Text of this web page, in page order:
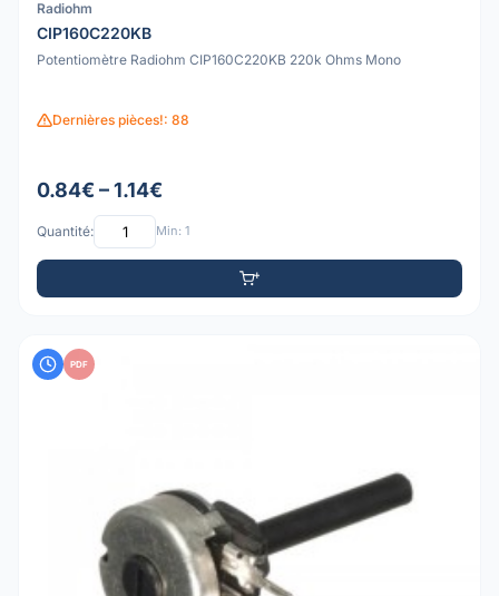
Radiohm
CIP160C220KB
Potentiomètre Radiohm CIP160C220KB 220k Ohms Mono
Dernières pièces!: 88
0.84€ – 1.14€
Quantité: Min: 1
PDF